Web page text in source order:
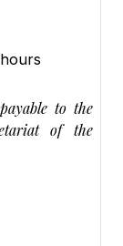
payable to the
of the